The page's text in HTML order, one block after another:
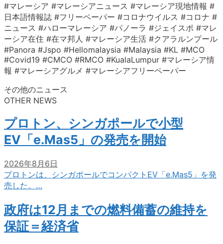
#マレーシア #マレーシアニュース #マレーシア現地情報 #
日本語情報誌 #フリーペーパー #コロナウイルス #コロナ #
ニュース #ハローマレーシア #パノーラ #ジェイスポ #マレ
ーシア在住 #在マ邦人 #マレーシア生活 #クアラルンプール
#Panora #Jspo #Hellomalaysia #Malaysia #KL #MCO
#Covid19 #CMCO #RMCO #KualaLumpur #マレーシア情
報 #マレーシアグルメ #マレーシアフリーペーパー
その他のニュース
OTHER NEWS
プロトン、シンガポールで小型
EV「e.Mas5」の発売を開始
2026年8月6日
プロトンは、シンガポールでコンパクトEV「e.Mas5」を発
売した。…
政府は12月までの燃料備蓄の維持を
保証＝経済省